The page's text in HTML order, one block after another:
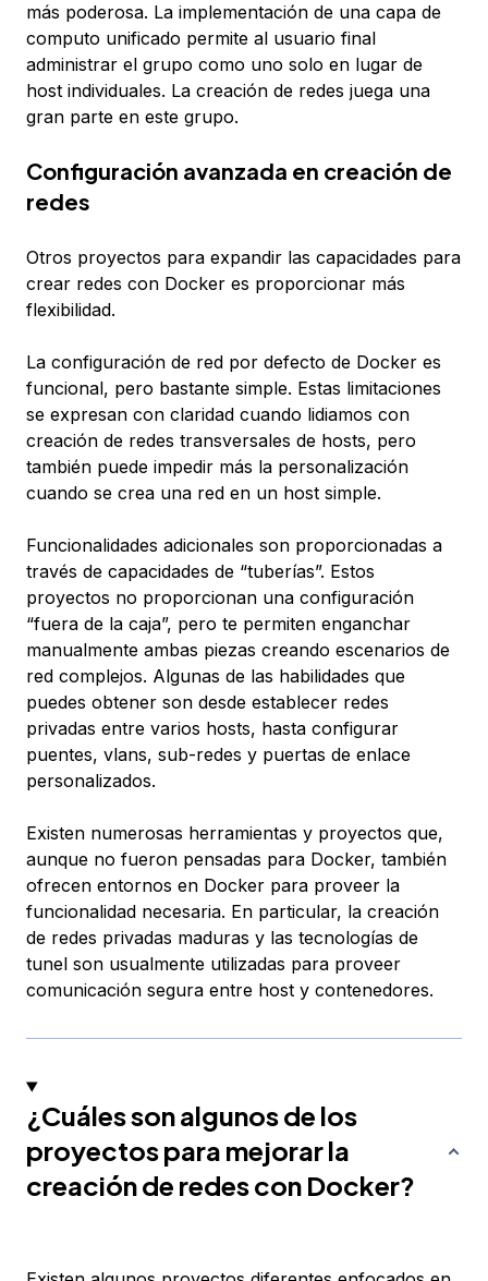
más poderosa. La implementación de una capa de
computo unificado permite al usuario final
administrar el grupo como uno solo en lugar de
host individuales. La creación de redes juega una
gran parte en este grupo.
Configuración avanzada en creación de
redes
Otros proyectos para expandir las capacidades para
crear redes con Docker es proporcionar más
flexibilidad.
La configuración de red por defecto de Docker es
funcional, pero bastante simple. Estas limitaciones
se expresan con claridad cuando lidiamos con
creación de redes transversales de hosts, pero
también puede impedir más la personalización
cuando se crea una red en un host simple.
Funcionalidades adicionales son proporcionadas a
través de capacidades de “tuberías”. Estos
proyectos no proporcionan una configuración
“fuera de la caja”, pero te permiten enganchar
manualmente ambas piezas creando escenarios de
red complejos. Algunas de las habilidades que
puedes obtener son desde establecer redes
privadas entre varios hosts, hasta configurar
puentes, vlans, sub-redes y puertas de enlace
personalizados.
Existen numerosas herramientas y proyectos que,
aunque no fueron pensadas para Docker, también
ofrecen entornos en Docker para proveer la
funcionalidad necesaria. En particular, la creación
de redes privadas maduras y las tecnologías de
tunel son usualmente utilizadas para proveer
comunicación segura entre host y contenedores.
¿Cuáles son algunos de los
proyectos para mejorar la
creación de redes con Docker?